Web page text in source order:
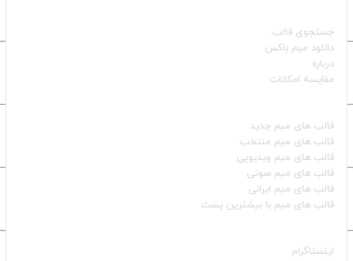
جستجوی قالب
دانلود میم باکس
درباره
مقایسه امکانات
قالب‌ های میم جدید
قالب‌ های میم منتخب
قالب‌ های میم ویدیویی
قالب‌ های میم صوتی
قالب‌ های میم ایرانی
قالب‌ های میم با بیشترین پست
اینستاگرام